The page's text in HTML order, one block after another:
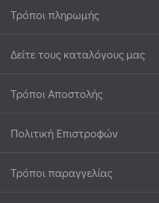
Τρόποι πληρωμής
Δείτε τους καταλόγους μας
Τρόποι Αποστολής
Πολιτική Επιστροφών
Τρόποι παραγγελίας